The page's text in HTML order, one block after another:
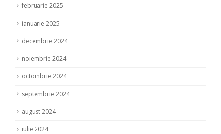
februarie 2025
ianuarie 2025
decembrie 2024
noiembrie 2024
octombrie 2024
septembrie 2024
august 2024
iulie 2024